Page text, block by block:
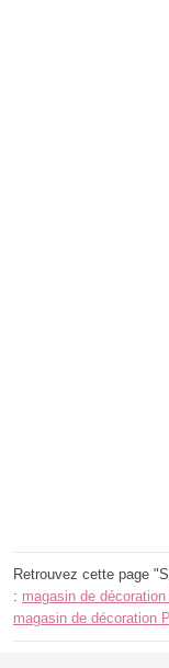
Retrouvez cette page
: magasin de
magasin de décoration